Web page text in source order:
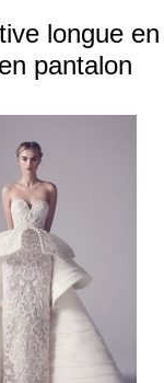
longue en
pantalon